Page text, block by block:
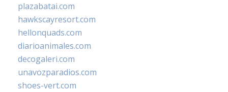
plazabatai.com
hawkscayresort.com
hellonquads.com
diarioanimales.com
decogaleri.com
unavozparadios.com
shoes-vert.com